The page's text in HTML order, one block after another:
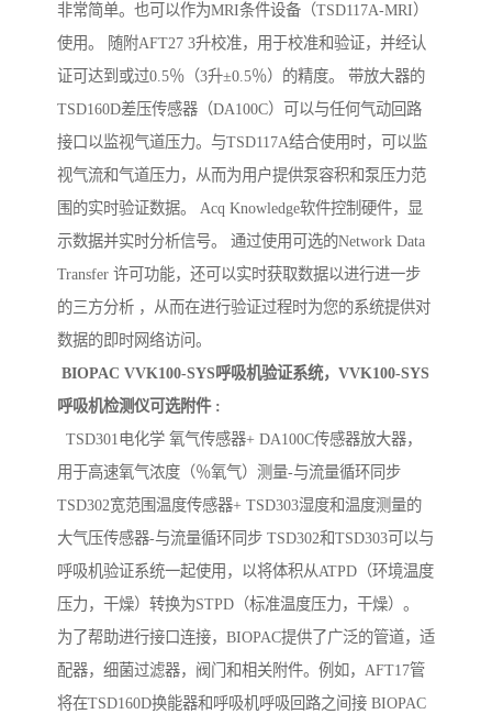
非常简单。也可以作为MRI条件设备（TSD117A-MRI）
使用。 随附AFT27 3升校准，用于校准和验证，并经认
证可达到或过0.5％（3升±0.5％）的精度。 带放大器的
TSD160D差压传感器（DA100C）可以与任何气动回路
接口以监视气道压力。与TSD117A结合使用时，可以监
视气流和气道压力，从而为用户提供泵容积和泵压力范
围的实时验证数据。 Acq Knowledge软件控制硬件，显
示数据并实时分析信号。 通过使用可选的Network Data
Transfer 许可功能，还可以实时获取数据以进行进一步
的三方分析 ，从而在进行验证过程时为您的系统提供对
数据的即时网络访问。
BIOPAC VVK100-SYS呼吸机验证系统，VVK100-SYS
呼吸机检测仪可选附件 :
TSD301电化学 氧气传感器+ DA100C传感器放大器，
用于高速氧气浓度（％氧气）测量-与流量循环同步
TSD302宽范围温度传感器+ TSD303湿度和温度测量的
大气压传感器-与流量循环同步 TSD302和TSD303可以与
呼吸机验证系统一起使用，以将体积从ATPD（环境温度
压力，干燥）转换为STPD（标准温度压力，干燥）。
为了帮助进行接口连接，BIOPAC提供了广泛的管道，适
配器，细菌过滤器，阀门和相关附件。例如，AFT17管
将在TSD160D换能器和呼吸机呼吸回路之间接 BIOPAC